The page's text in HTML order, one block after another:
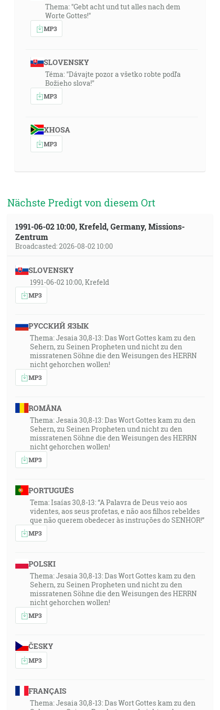
Thema: "Gebt acht und tut alles nach dem
Worte Gottes!"
MP3
SLOVENSKY
Téma: "Dávajte pozor a všetko robte podľa
Božieho slova!"
MP3
XHOSA
MP3
Nächste Predigt von diesem Ort
1991-06-02 10:00, Krefeld, Germany, Missions-
Zentrum
Broadcasted: 2026-08-02 10:00
SLOVENSKY
1991-06-02 10:00, Krefeld
MP3
РУССКИЙ ЯЗЫК
Thema: Jesaia 30,8-13: Das Wort Gottes kam zu den
Sehern, zu Seinen Propheten und nicht zu den
missratenen Söhne die den Weisungen des HERRN
nicht gehorchen wollen!
MP3
ROMÂNA
Thema: Jesaia 30,8-13: Das Wort Gottes kam zu den
Sehern, zu Seinen Propheten und nicht zu den
missratenen Söhne die den Weisungen des HERRN
nicht gehorchen wollen!
MP3
PORTUGUÊS
Tema: Isaías 30,8-13: “A Palavra de Deus veio aos
videntes, aos seus profetas, e não aos filhos rebeldes
que não querem obedecer às instruções do SENHOR!”
MP3
POLSKI
Thema: Jesaia 30,8-13: Das Wort Gottes kam zu den
Sehern, zu Seinen Propheten und nicht zu den
missratenen Söhne die den Weisungen des HERRN
nicht gehorchen wollen!
MP3
ČESKY
MP3
FRANÇAIS
Thema: Jesaia 30,8-13: Das Wort Gottes kam zu den